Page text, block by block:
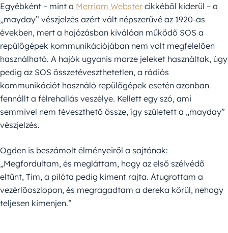
Egyébként – mint a Merriam Webster cikkéből kiderül – a
„mayday” vészjelzés azért vált népszerűvé az 1920-as
években, mert a hajózásban kiválóan működő SOS a
repülőgépek kommunikációjában nem volt megfelelően
használható. A hajók ugyanis morze jeleket használtak, úgy
pedig az SOS összetéveszthetetlen, a rádiós
kommunikációt használó repülőgépek esetén azonban
fennállt a félrehallás veszélye. Kellett egy szó, ami
semmivel nem téveszthető össze, így született a „mayday”
vészjelzés.
Ogden is beszámolt élményeiről a sajtónak:
„Megfordultam, és megláttam, hogy az első szélvédő
eltűnt, Tim, a pilóta pedig kiment rajta. Átugrottam a
vezérlőoszlopon, és megragadtam a dereka körül, nehogy
teljesen kimenjen.”